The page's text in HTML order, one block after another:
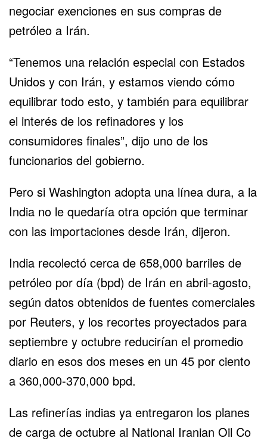
negociar exenciones en sus compras de
petróleo a Irán.
“Tenemos una relación especial con Estados
Unidos y con Irán, y estamos viendo cómo
equilibrar todo esto, y también para equilibrar
el interés de los refinadores y los
consumidores finales”, dijo uno de los
funcionarios del gobierno.
Pero si Washington adopta una línea dura, a la
India no le quedaría otra opción que terminar
con las importaciones desde Irán, dijeron.
India recolectó cerca de 658,000 barriles de
petróleo por día (bpd) de Irán en abril-agosto,
según datos obtenidos de fuentes comerciales
por Reuters, y los recortes proyectados para
septiembre y octubre reducirían el promedio
diario en esos dos meses en un 45 por ciento
a 360,000-370,000 bpd.
Las refinerías indias ya entregaron los planes
de carga de octubre al National Iranian Oil Co